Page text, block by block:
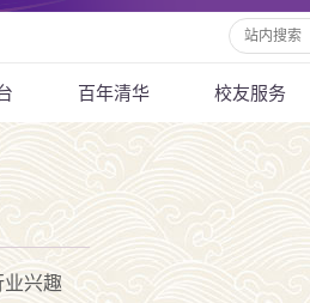
百年清华 校友服务
业兴趣